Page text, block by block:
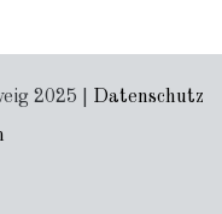
2025 | Datenschutz